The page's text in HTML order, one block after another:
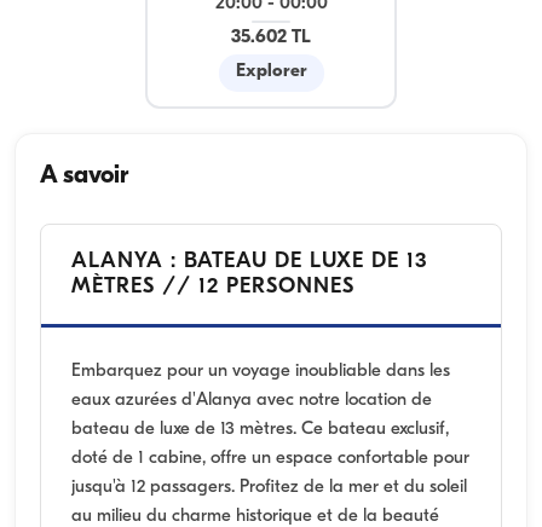
20:00- 00:00
35.602 TL
Explorer
A savoir
ALANYA : BATEAU DE LUXE DE 13
MÈTRES // 12 PERSONNES
Embarquez pour un voyage inoubliable dans les
eaux azurées d'Alanya avec notre location de
bateau de luxe de 13 mètres. Ce bateau exclusif,
doté de 1 cabine, offre un espace confortable pour
jusqu'à 12 passagers. Profitez de la mer et du soleil
au milieu du charme historique et de la beauté